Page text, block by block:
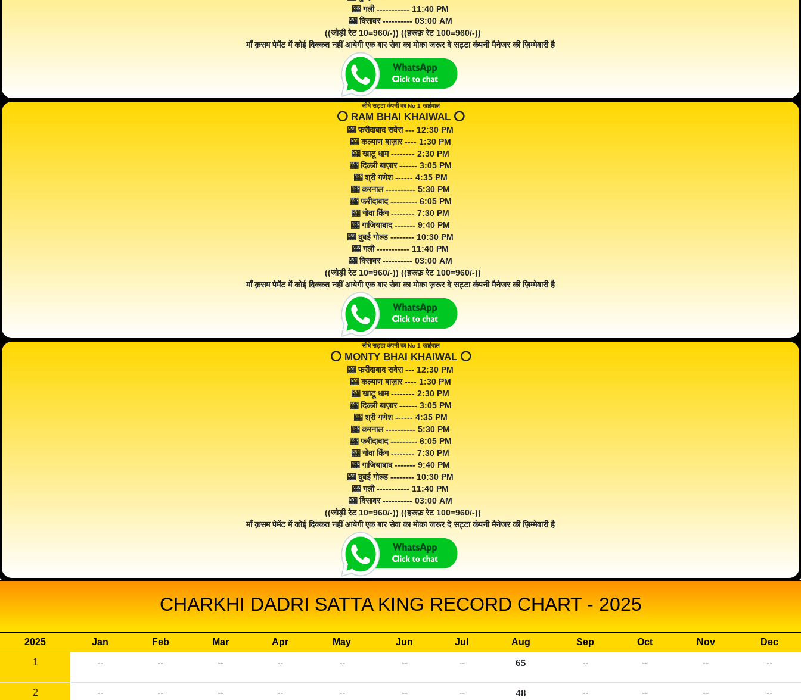
🎰 गली ----------- 11:40 PM
🎰 दिसावर ---------- 03:00 AM
((जोड़ी रेट 10=960/-)) ((हरूफ़ रेट 100=960/-))
माँ क़सम पेमेंट में कोई दिक्कत नहीं आयेगी एक बार सेवा का मोका जरूर दे सट्टा कंपनी मैनेजर की ज़िम्मेवारी है
सीधे सट्टा कंपनी का No 1 खाईवाल
⭕️ RAM BHAI KHAIWAL ⭕️
🎰 फरीदाबाद सवेरा --- 12:30 PM
🎰 कल्याण बाज़ार ---- 1:30 PM
🎰 खाटू धाम -------- 2:30 PM
🎰 दिल्ली बाज़ार ------ 3:05 PM
🎰 श्री गणेश ------ 4:35 PM
🎰 करनाल ---------- 5:30 PM
🎰 फरीदाबाद --------- 6:05 PM
🎰 गोवा किंग -------- 7:30 PM
🎰 गाजियाबाद ------- 9:40 PM
🎰 दुबई गोल्ड -------- 10:30 PM
🎰 गली ----------- 11:40 PM
🎰 दिसावर ---------- 03:00 AM
((जोड़ी रेट 10=960/-)) ((हरूफ़ रेट 100=960/-))
माँ क़सम पेमेंट में कोई दिक्कत नहीं आयेगी एक बार सेवा का मोका ज़रूर दे सट्टा कंपनी मैनेजर की ज़िम्मेवारी है
सीधे सट्टा कंपनी का No 1 खाईवाल
⭕️ MONTY BHAI KHAIWAL ⭕️
🎰 फरीदाबाद सवेरा --- 12:30 PM
🎰 कल्याण बाज़ार ---- 1:30 PM
🎰 खाटू धाम -------- 2:30 PM
🎰 दिल्ली बाज़ार ------ 3:05 PM
🎰 श्री गणेश ------ 4:35 PM
🎰 करनाल ---------- 5:30 PM
🎰 फरीदाबाद --------- 6:05 PM
🎰 गोवा किंग -------- 7:30 PM
🎰 गाजियाबाद ------- 9:40 PM
🎰 दुबई गोल्ड -------- 10:30 PM
🎰 गली ----------- 11:40 PM
🎰 दिसावर ---------- 03:00 AM
((जोड़ी रेट 10=960/-)) ((हरूफ़ रेट 100=960/-))
माँ क़सम पेमेंट में कोई दिक्कत नहीं आयेगी एक बार सेवा का मोका जरूर दे सट्टा कंपनी मैनेजर की ज़िम्मेवारी है
CHARKHI DADRI SATTA KING RECORD CHART - 2025
2025 Jan Feb Mar Apr May Jun Jul Aug Sep Oct Nov
Dec
1
-- -- -- -- -- -- -- 65 -- -- -- --
2 -- -- -- -- -- -- -- 48 -- -- -- --